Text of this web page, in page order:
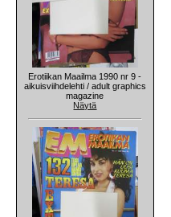
Erotiikan Maailma 1990 nr 9 -
aikuisviihdelehti / adult graphics
magazine
Näytä